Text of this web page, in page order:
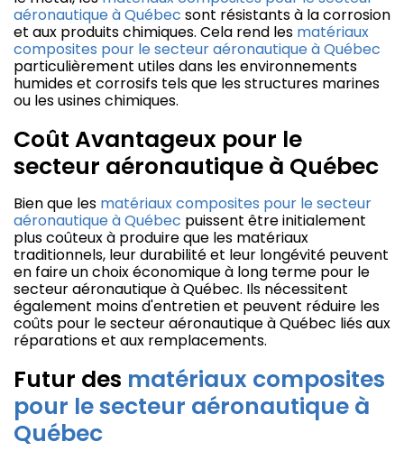
aéronautique à Québec sont résistants à la corrosion
et aux produits chimiques. Cela rend les matériaux
composites pour le secteur aéronautique à Québec
particulièrement utiles dans les environnements
humides et corrosifs tels que les structures marines
ou les usines chimiques.
Coût Avantageux pour le
secteur aéronautique à Québec
Bien que les matériaux composites pour le secteur
aéronautique à Québec puissent être initialement
plus coûteux à produire que les matériaux
traditionnels, leur durabilité et leur longévité peuvent
en faire un choix économique à long terme pour le
secteur aéronautique à Québec. Ils nécessitent
également moins d'entretien et peuvent réduire les
coûts pour le secteur aéronautique à Québec liés aux
réparations et aux remplacements.
Futur des matériaux composites
pour le secteur aéronautique à
Québec